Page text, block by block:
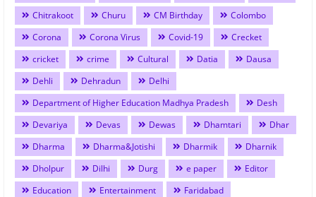
Chitrakoot
Churu CM Birthday
Colombo
Corona
Corona Virus Covid-19
Crecket
cricket
crime Cultural Datia
Dausa
Dehli
Dehradun
Delhi
Department of Higher Education Madhya Pradesh
Desh
Devariya
Devas Dewas Dhamtari
Dhar
Dharma
Dharma&Jotishi Dharmik
Dharnik
Dholpur
Dilhi Durg e paper
Editor
Education
Entertainment
Faridabad